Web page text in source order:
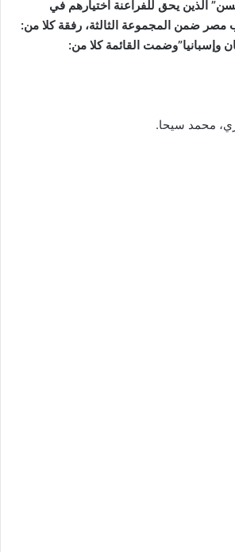
الذين يحق للفراعنة اختيارهم في
مصر ضمن المجموعة الثالثة، رفقة كلا من:
وإسبانيا”وضمت القائمة كلا من:
محمد سيحا.